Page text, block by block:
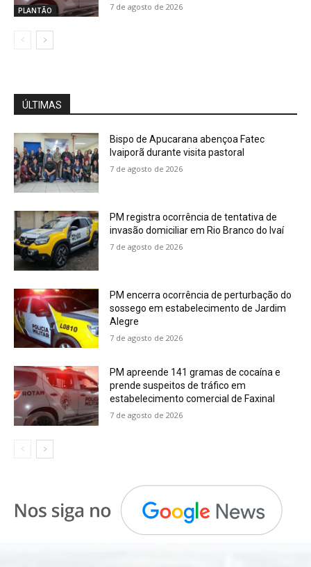
PLANTÃO 7 de agosto de 2026
ÚLTIMAS
Bispo de Apucarana abençoa Fatec
Ivaiporã durante visita pastoral
7 de agosto de 2026
PM registra ocorrência de tentativa de
invasão domiciliar em Rio Branco do Ivaí
7 de agosto de 2026
PM encerra ocorrência de perturbação do
sossego em estabelecimento de Jardim
Alegre
7 de agosto de 2026
PM apreende 141 gramas de cocaína e
prende suspeitos de tráfico em
estabelecimento comercial de Faxinal
7 de agosto de 2026